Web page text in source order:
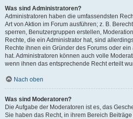
Was sind Administratoren?
Administratoren haben die umfassendsten
Art von Aktion im Forum ausführen; z. B.
sperren, Benutzergruppen erstellen,
Rechte, die ein Administrator hat, sind
Rechte ihnen ein Gründer des Forums oder
hat. Administratoren können auch volle
wenn ihnen das entsprechende Recht erteilt
Nach oben
Was sind Moderatoren?
Die Aufgabe der Moderatoren ist es, das
Sie haben das Recht, in ihrem Bereich